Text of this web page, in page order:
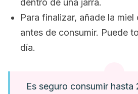
dentro de una jarra.
Para finalizar, añade la miel
antes de consumir. Puede
día.
Es seguro consumir hasta